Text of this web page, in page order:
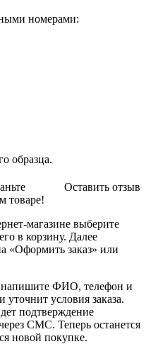
номерами:
образца.
Оставить отзыв
товаре!
магазине выберите
в корзину. Далее
«Оформить заказ» или
напишите ФИО, телефон и
условия заказа.
подтверждение
СМС. Теперь останется
новой покупке.